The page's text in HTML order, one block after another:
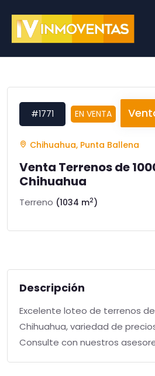
#1771 EN VENTA
Chihuahua, Punta Ballena
Venta Terrenos de
Chihuahua
Terreno (1034 m2)
Descripción
Excelente loteo de terrenos
Chihuahua, variedad de
Consulte con nuestros